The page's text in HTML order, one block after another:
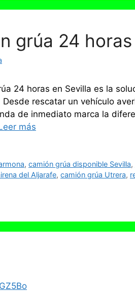
grúa 24
24 horas en Sevilla es la
rescatar un vehículo
de inmediato marca la
más
,camión grúa disponible Sevilla,
del Aljarafe, camión grúa Utrera,